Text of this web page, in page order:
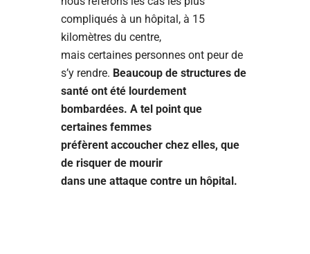
compliqués à un hôpital, à 15
kilomètres du centre,
mais certaines personnes ont peur de
s’y rendre. Beaucoup de structures de
santé ont été lourdement
bombardées. A tel point que
certaines femmes
préfèrent accoucher chez elles, que
de risquer de mourir
dans une attaque contre un hôpital.